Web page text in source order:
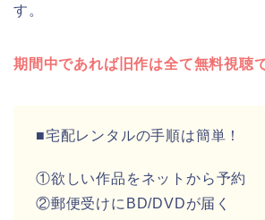
す。
期間中であれば旧作は全て無料視聴
■宅配レンタルの手順は簡単！
①欲しい作品をネットから予約
②郵便受けにBD/DVDが届く